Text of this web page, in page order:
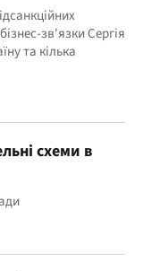
зв'язки Сергія
та кілька
схеми в